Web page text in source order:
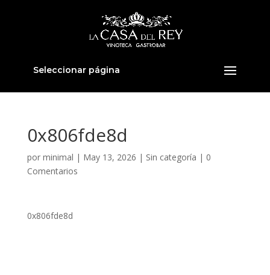
Seleccionar página
0x806fde8d
por minimal | May 13, 2026 | Sin categoría | 0
Comentarios
0x806fde8d